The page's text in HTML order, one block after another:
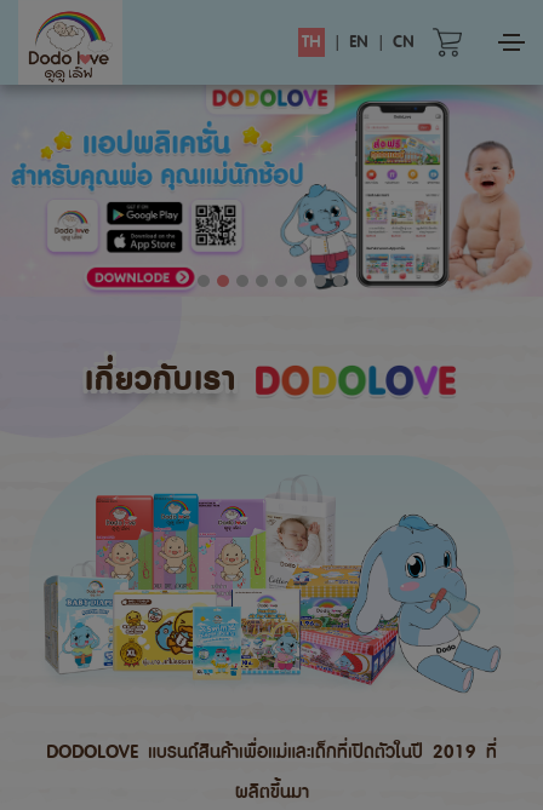
TH | EN | CN
เกี่ยวกับเรา
DODOLOVE แบรนด์สินค้าเพื่อแม่และเด็กที่เปิดตัวในปี 2019 ที่
ผลิตขึ้นมา